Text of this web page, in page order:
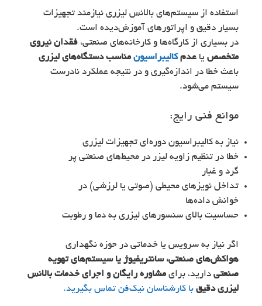
استفاده از سیستم‌های بالانس لیزری نیازمند تجهیزات
بسیار دقیق و اپراتورهای آموزش‌دیده است.
در بسیاری از کارگاه‌ها و کارخانه‌های صنعتی، فقدان نیروی
متخصص یا عدمکالیبراسیونمناسب دستگاه‌های لیزری
باعث خطا در اندازه‌گیری و در نتیجه عملکرد نادرست
سیستم می‌شود.
موانع فنی رایج:
نیاز به کالیبراسیون دوره‌ای تجهیزات لیزری
خطا در تنظیم زاویه لیزر در محیط‌های صنعتی پر
گرد و غبار
تداخل نویزهای محیطی (صوتی یا لرزشی) در
خوانش داده‌ها
حساسیت بالای سنسورهای لیزری به دما و رطوبت
اگر نیاز به سرویس یا خدماتی در حوزه نگهداری
هواکش‌های صنعتی، سانتریفیوژ یا سیستم‌های تهویه
صنعتی دارید، برایمشاوره رایگان و اجرای خدمات بالانس
لیزری دقیق با کارشناسان نیک‌فن تماس بگیرید.